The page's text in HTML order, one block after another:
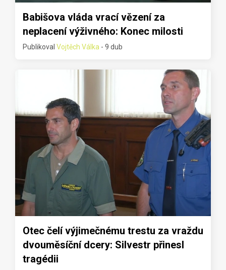
Babišova vláda vrací vězení za
neplacení výživného: Konec milosti
Publikoval Vojtěch Válka - 9 dub
Otec čelí výjimečnému trestu za vraždu
dvouměsíční dcery: Silvestr přinesl
tragédii